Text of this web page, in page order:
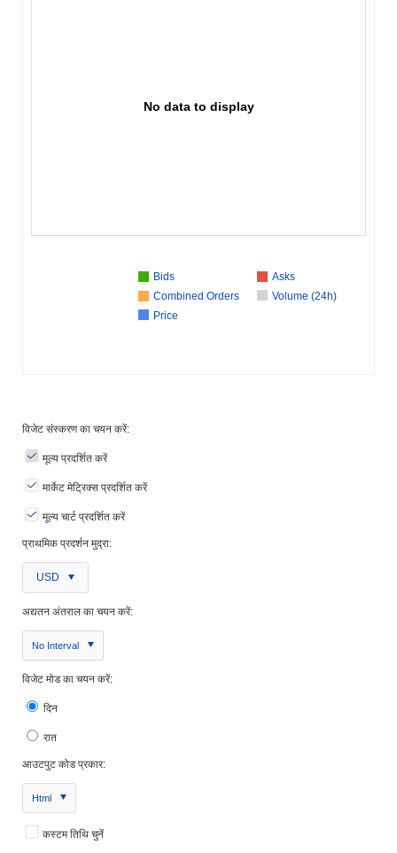
No data to display
Bids
Asks
Combined Orders
Volume (24h)
Price
विजेट संस्करण का चयन करें:
मूल्य प्रदर्शित करें
मार्केट मेट्रिक्स प्रदर्शित करें
मूल्य चार्ट प्रदर्शित करें
प्राथमिक प्रदर्शन मुद्रा:
USD
अद्यतन अंतराल का चयन करें:
No Interval
विजेट मोड का चयन करें:
दिन
रात
आउटपुट कोड प्रकार:
Html
कस्टम तिथि चुनें